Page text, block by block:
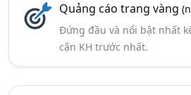
Quảng cáo trang vàng
Đứng đầu và nổi bật nhất
cận KH trước nhất.